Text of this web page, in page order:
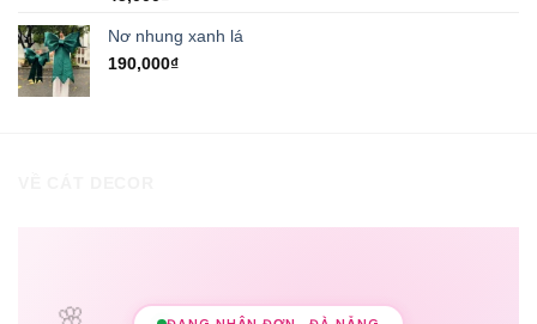
5 sao
Nơ nhung xanh lá
190,000₫
🌸